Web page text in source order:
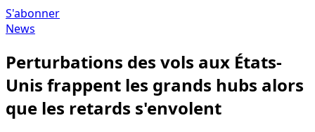
S'abonner
News
Perturbations des vols aux États-
Unis frappent les grands hubs alors
que les retards s'envolent